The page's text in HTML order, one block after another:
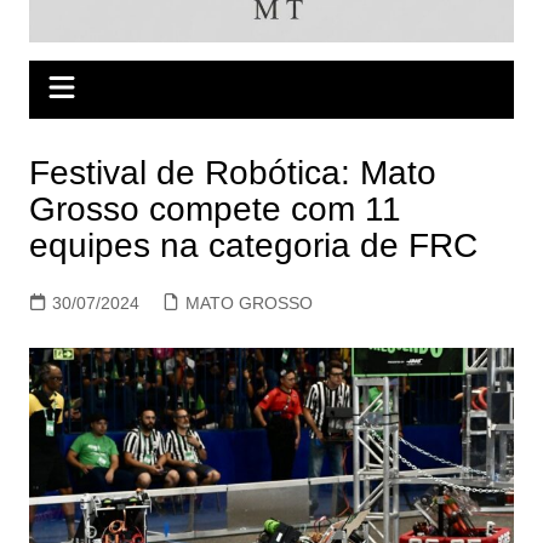
Festival de Robótica: Mato
Grosso compete com 11
equipes na categoria de FRC
30/07/2024 MATO GROSSO